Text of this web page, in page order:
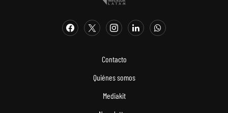
Contacto
Quiénes somos
Mediakit